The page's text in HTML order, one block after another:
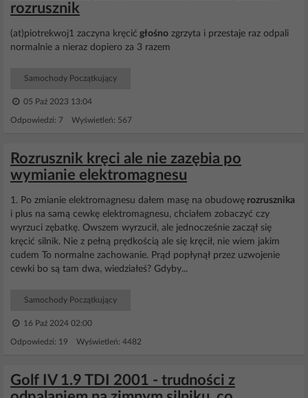
rozrusznik
(at)piotrekwoj1 zaczyna kręcić głośno zgrzyta i przestaje raz odpali
normalnie a nieraz dopiero za 3 razem
Samochody Początkujący
05 Paź 2023 13:04
Odpowiedzi: 7 Wyświetleń: 567
Rozrusznik kręci ale nie zazębia po
wymianie elektromagnesu
1. Po zmianie elektromagnesu dałem masę na obudowę rozrusznika
i plus na samą cewkę elektromagnesu, chciałem zobaczyć czy
wyrzuci zębatkę. Owszem wyrzucił, ale jednocześnie zaczął się
kręcić silnik. Nie z pełną prędkością ale się kręcił, nie wiem jakim
cudem To normalne zachowanie. Prąd popłynął przez uzwojenie
cewki bo są tam dwa, wiedziałeś? Gdyby...
Samochody Początkujący
16 Paź 2024 02:00
Odpowiedzi: 19 Wyświetleń: 4482
Golf IV 1.9 TDI 2001 - trudności z